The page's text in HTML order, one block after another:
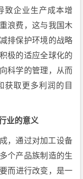
致企业生产成本增
浪费，这与我国木
排保护环境的战略
极的适应全球化的
科学的管理，从而
获取更多利润的目
业的意义
，通过对加工设备
个产品族制造的生
而进行改变，是一